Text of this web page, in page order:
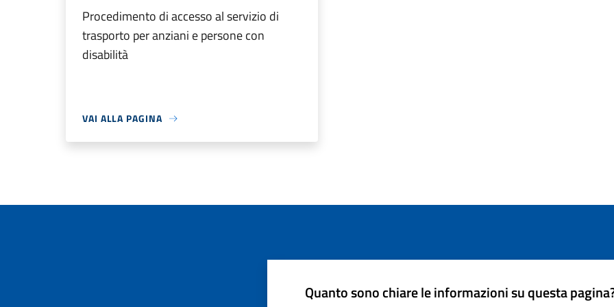
Procedimento di accesso al servizio di
trasporto per anziani e persone con
disabilità
VAI ALLA PAGINA
Quanto sono chiare le informazioni su questa